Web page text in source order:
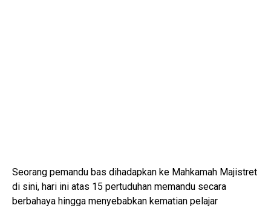
Seorang pemandu bas dihadapkan ke Mahkamah Majistret
di sini, hari ini atas 15 pertuduhan memandu secara
berbahaya hingga menyebabkan kematian pelajar